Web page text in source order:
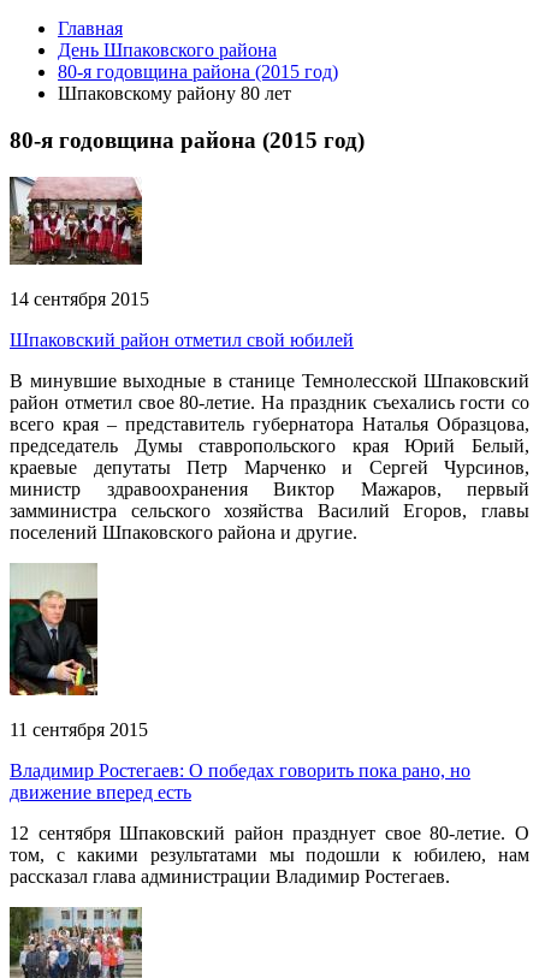
Главная
День Шпаковского района
80-я годовщина района (2015 год)
Шпаковскому району 80 лет
80-я годовщина района (2015 год)
14 сентября 2015
Шпаковский район отметил свой юбилей
В минувшие выходные в станице Темнолесской Шпаковский
район отметил свое 80-летие. На праздник съехались гости со
всего края – представитель губернатора Наталья Образцова,
председатель Думы ставропольского края Юрий Белый,
краевые депутаты Петр Марченко и Сергей Чурсинов,
министр здравоохранения Виктор Мажаров, первый
замминистра сельского хозяйства Василий Егоров, главы
поселений Шпаковского района и другие.
11 сентября 2015
Владимир Ростегаев: О победах говорить пока рано, но
движение вперед есть
12 сентября Шпаковский район празднует свое 80-летие. О
том, с какими результатами мы подошли к юбилею, нам
рассказал глава администрации Владимир Ростегаев.